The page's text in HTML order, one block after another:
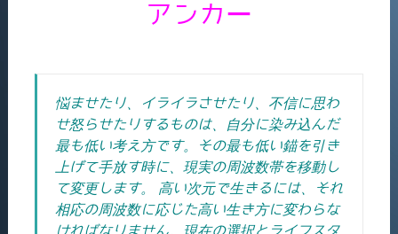
アンカー
悩ませたり、イライラさせたり、不信に思わ
せ怒らせたりするものは、自分に染み込んだ
最も低い考え方です。その最も低い錨を引き
上げて手放す時に、現実の周波数帯を移動し
て変更します。 高い次元で生きるには、それ
相応の周波数に応じた高い生き方に変わらな
ければなりません。現在の選択とライフスタ